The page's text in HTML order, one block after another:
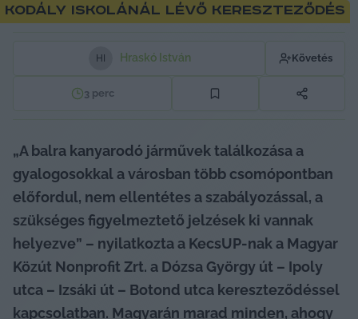
Kodály Iskolánál lévő kereszteződés
H Hraskó István Követés
3 perc
„A balra kanyarodó járművek találkozása a
gyalogosokkal a városban több csomópontban
előfordul, nem ellentétes a szabályozással, a
szükséges figyelmeztető jelzések ki vannak
helyezve” – nyilatkozta a KecsUP-nak a Magyar
Közút Nonprofit Zrt. a Dózsa György út – Ipoly
utca – Izsáki út – Botond utca kereszteződéssel
kapcsolatban. Magyarán marad minden, ahogy